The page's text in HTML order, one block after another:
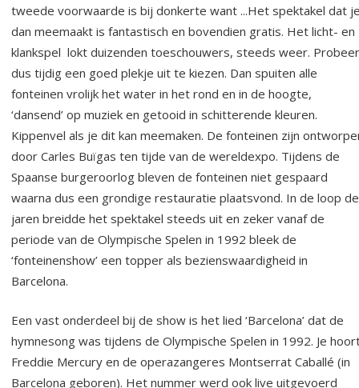
tweede voorwaarde is bij donkerte want ...Het spektakel dat
dan meemaakt is fantastisch en bovendien gratis. Het licht- en
klankspel lokt duizenden toeschouwers, steeds weer. Probeer
dus tijdig een goed plekje uit te kiezen. Dan spuiten alle
fonteinen vrolijk het water in het rond en in de hoogte,
‘dansend’ op muziek en getooid in schitterende kleuren.
Kippenvel als je dit kan meemaken. De fonteinen zijn
door Carles Buïgas ten tijde van de wereldexpo. Tijdens de
Spaanse burgeroorlog bleven de fonteinen niet gespaard
waarna dus een grondige restauratie plaatsvond. In de loop
jaren breidde het spektakel steeds uit en zeker vanaf de
periode van de Olympische Spelen in 1992 bleek de
‘fonteinenshow’ een topper als bezienswaardigheid in
Barcelona.
Een vast onderdeel bij de show is het lied ‘Barcelona’ dat de
hymnesong was tijdens de Olympische Spelen in 1992. Je
Freddie Mercury en de operazangeres Montserrat Caballé (in
Barcelona geboren). Het nummer werd ook live uitgevoerd